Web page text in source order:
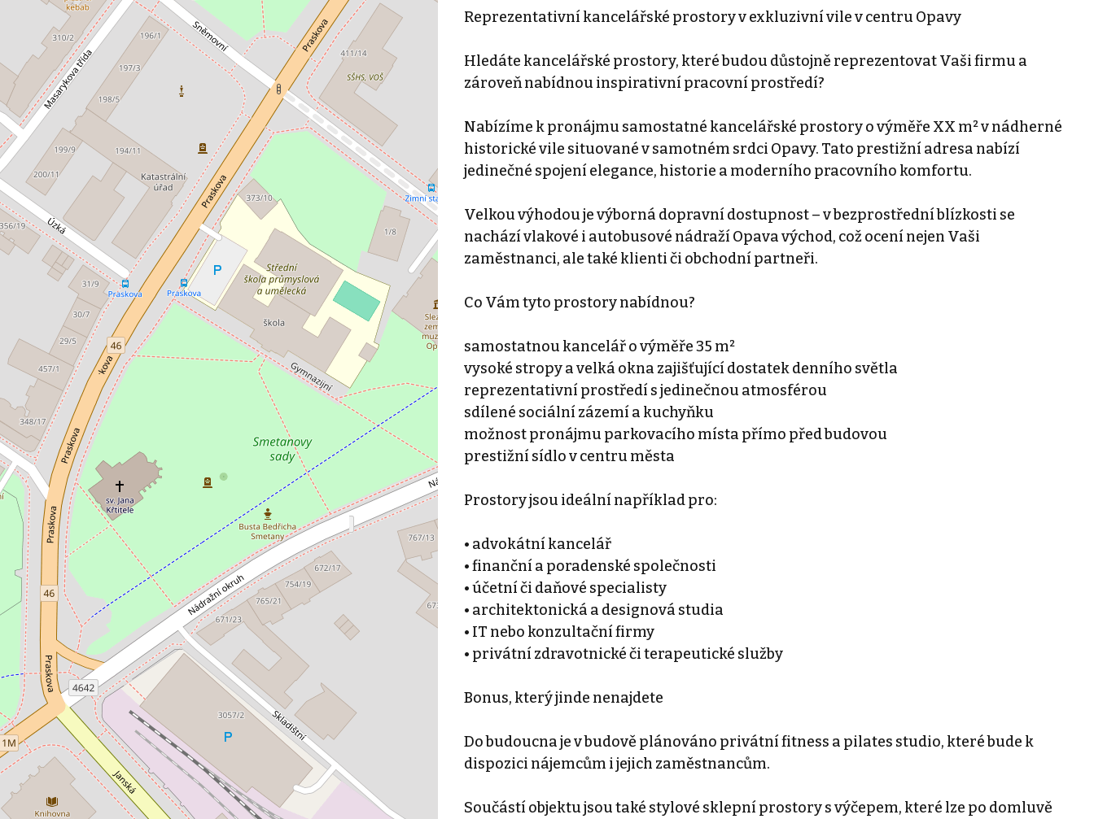
Reprezentativní kancelářské prostory v exkluzivní vile v centru Opavy
Hledáte kancelářské prostory, které budou důstojně reprezentovat Vaši firmu a
zároveň nabídnou inspirativní pracovní prostředí?
Nabízíme k pronájmu samostatné kancelářské prostory o výměře XX m² v nádherné
historické vile situované v samotném srdci Opavy. Tato prestižní adresa nabízí
jedinečné spojení elegance, historie a moderního pracovního komfortu.
Velkou výhodou je výborná dopravní dostupnost – v bezprostřední blízkosti se
nachází vlakové i autobusové nádraží Opava východ, což ocení nejen Vaši
zaměstnanci, ale také klienti či obchodní partneři.
Co Vám tyto prostory nabídnou?
samostatnou kancelář o výměře 35 m²
vysoké stropy a velká okna zajišťující dostatek denního světla
reprezentativní prostředí s jedinečnou atmosférou
sdílené sociální zázemí a kuchyňku
možnost pronájmu parkovacího místa přímo před budovou
prestižní sídlo v centru města
Prostory jsou ideální například pro:
• advokátní kancelář
• finanční a poradenské společnosti
• účetní či daňové specialisty
• architektonická a designová studia
• IT nebo konzultační firmy
• privátní zdravotnické či terapeutické služby
Bonus, který jinde nenajdete
Do budoucna je v budově plánováno privátní fitness a pilates studio, které bude k
dispozici nájemcům i jejich zaměstnancům.
Součástí objektu jsou také stylové sklepní prostory s výčepem, které lze po domluvě